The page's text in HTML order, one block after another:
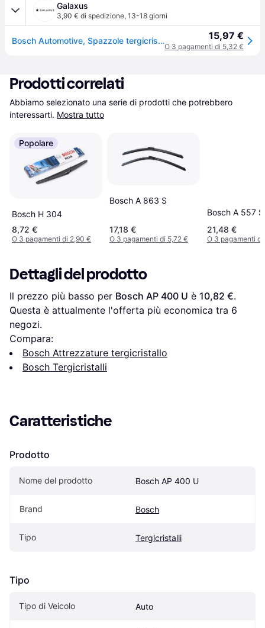
Galaxus
3,90 € di spedizione, 13-18 giorni
Bosch Automotive, Spazzole tergicristalli, Aerotwin AP400U 15,97 €
O 3 pagamenti di 5,32 €
Prodotti correlati
Abbiamo selezionato una serie di prodotti che potrebbero
interessarti. Mostra tutto
Popolare
Bosch H 304
8,72 €
O 3 pagamenti di 2,90 €
Bosch A 863 S
17,18 €
O 3 pagamenti di 5,72 €
Bosch A 557 S
21,48 €
O 3 pagamenti di
Dettagli del prodotto
Il prezzo più basso per Bosch AP 400 U è 10,82 €.
Questa è attualmente l'offerta più economica tra 6
negozi.
Compara:
Bosch Attrezzature tergicristallo
Bosch Tergicristalli
Caratteristiche
Prodotto
Nome del prodotto Bosch AP 400 U
Brand Bosch
Tipo Tergicristalli
Tipo
Tipo di Veicolo Auto